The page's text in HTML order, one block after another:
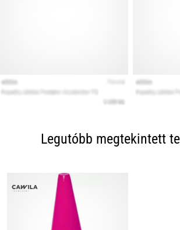
Legutóbb megtekintett